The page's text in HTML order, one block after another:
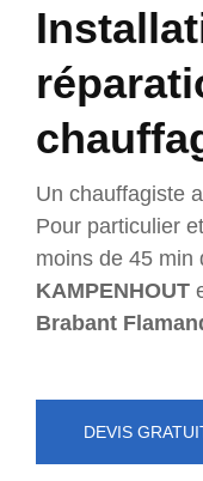
Un chauffagiste
Pour particulier
moins de 45 min
KAMPENHOUT
Brabant
DEVIS